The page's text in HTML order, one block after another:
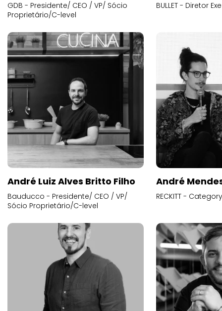
GDB - Presidente/ CEO / VP/ Sócio
Proprietário/C-level
BULLET - Diretor
André Luiz Alves Britto Filho
Bauducco - Presidente/ CEO / VP/
Sócio Proprietário/C-level
André
RECKITT -